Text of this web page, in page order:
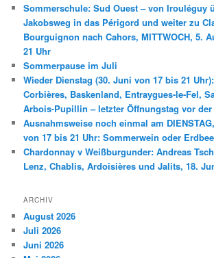
Sommerschule: Sud Ouest – von Irouléguy
Jakobsweg in das Périgord und weiter zu
Bourguignon nach Cahors, MITTWOCH, 5.
21 Uhr
Sommerpause im Juli
Wieder Dienstag (30. Juni von 17 bis 21
Corbières, Baskenland, Entraygues-le-Fel,
Arbois-Pupillin – letzter Öffnungstag vor
Ausnahmsweise noch einmal am
von 17 bis 21 Uhr: Sommerwein oder
Chardonnay v Weißburgunder: Andreas
Lenz, Chablis, Ardoisières und Jalits, 18.
ARCHIV
August 2026
Juli 2026
Juni 2026